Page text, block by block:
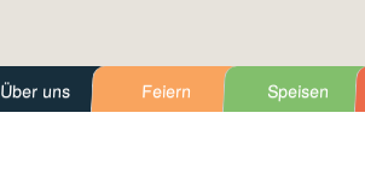
Über uns
Feiern Speisen